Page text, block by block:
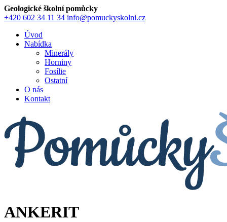
Geologické školní pomůcky
+420 602 34 11 34 info@pomuckyskolni.cz
Úvod
Nabídka
Minerály
Horniny
Fosílie
Ostatní
O nás
Kontakt
ANKERIT